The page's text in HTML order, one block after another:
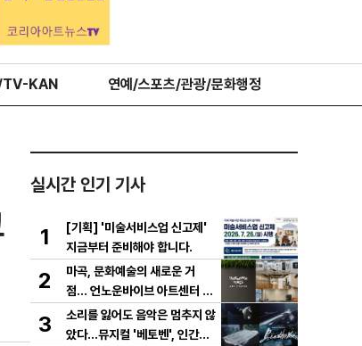
TV-KAN 연예/스포츠/관광/문화행정
실시간 인기 기사
1
[기획] '미술서비스업 신고제'
지금부터 준비해야 합니다.
2
마곡, 문화예술의 새로운 거
점… 언노운바이브 아트센터 개
관
3
소리를 잃어도 음악은 멈추지 않
았다…뮤지컬 '베토벤', 인간과